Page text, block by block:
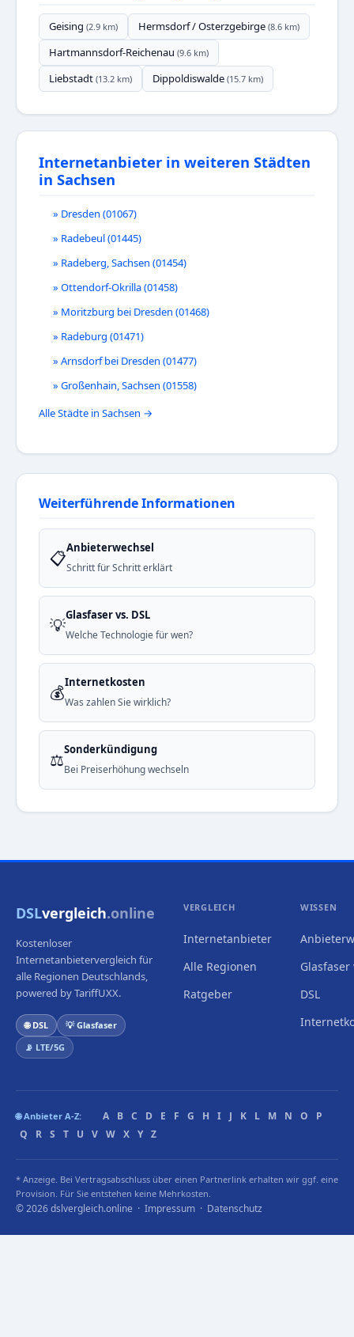
Geising (2.9 km) Hermsdorf / Osterzgebirge (8.6 km)
Hartmannsdorf-Reichenau (9.6 km)
Liebstadt (13.2 km) Dippoldiswalde (15.7 km)
Internetanbieter in weiteren Städten
in Sachsen
» Dresden (01067)
» Radebeul (01445)
» Radeberg, Sachsen (01454)
» Ottendorf-Okrilla (01458)
» Moritzburg bei Dresden (01468)
» Radeburg (01471)
» Arnsdorf bei Dresden (01477)
» Großenhain, Sachsen (01558)
Alle Städte in Sachsen →
Weiterführende Informationen
📋Anbieterwechsel
Schritt für Schritt erklärt
💡Glasfaser vs. DSL
Welche Technologie für wen?
💰Internetkosten
Was zahlen Sie wirklich?
⚖️Sonderkündigung
Bei Preiserhöhung wechseln
DSLvergleich.online
Kostenloser
Internetanbietervergleich für
alle Regionen Deutschlands,
powered by TariffUXX.
🌐 DSL
💡 Glasfaser
📡 LTE/5G
VERGLEICH
Internetanbieter
Alle Regionen
Ratgeber
WISSEN
Glasfaser
DSL
🌐 Anbieter A-Z: A B C D E F G H I J K L M N O
P
Q
R S T U V W X Y Z
* Anzeige. Bei Vertragsabschluss über einen Partnerlink erhalten wir ggf. eine
Provision. Für Sie entstehen keine Mehrkosten.
© 2026 dslvergleich.online · Impressum · Datenschutz